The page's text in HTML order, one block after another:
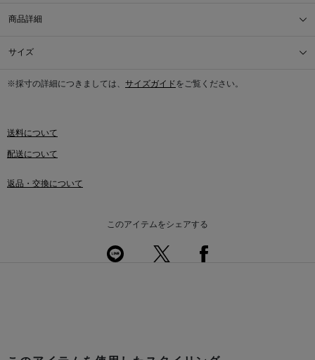
商品詳細
サイズ
※採寸の詳細につきましては、 サイズガイドをご覧ください。
送料について
配送について
返品・交換について
このアイテムをシェアする